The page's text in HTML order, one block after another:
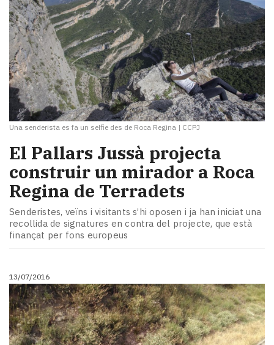
Una senderista es fa un selfie des de Roca Regina | CCPJ
El Pallars Jussà projecta
construir un mirador a Roca
Regina de Terradets
Senderistes, veïns i visitants s’hi oposen i ja han iniciat una
recollida de signatures en contra del projecte, que està
finançat per fons europeus
13/07/2016